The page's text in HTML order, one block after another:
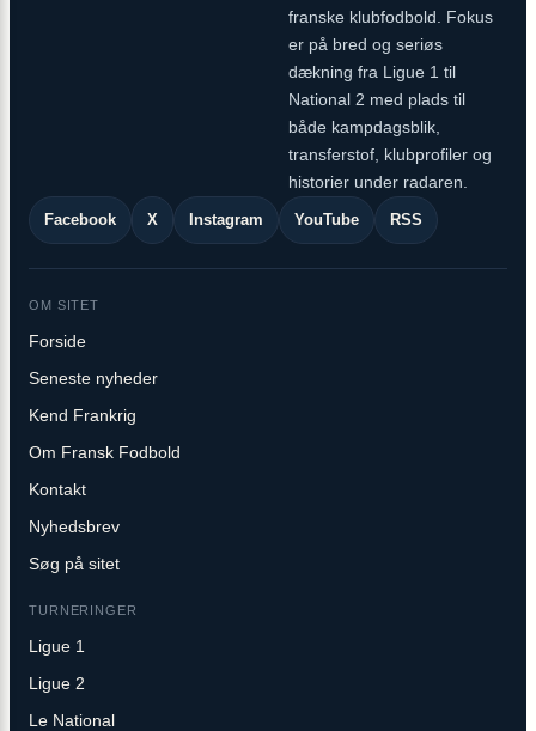
franske klubfodbold. Fokus
er på bred og seriøs
dækning fra Ligue 1 til
National 2 med plads til
både kampdagsblik,
transferstof, klubprofiler og
historier under radaren.
Facebook X Instagram YouTube RSS
OM SITET
Forside
Seneste nyheder
Kend Frankrig
Om Fransk Fodbold
Kontakt
Nyhedsbrev
Søg på sitet
TURNERINGER
Ligue 1
Ligue 2
Le National